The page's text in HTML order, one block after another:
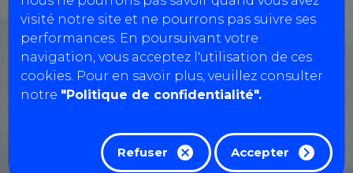
visité notre site et ne pourrons pas suivre ses
performances. En poursuivant votre
navigation, vous acceptez l'utilisation de ces
cookies. Pour en savoir plus, veuillez consulter
notre "Politique de confidentialité".
Refuser Accepter
Numéro TVA
SIRET